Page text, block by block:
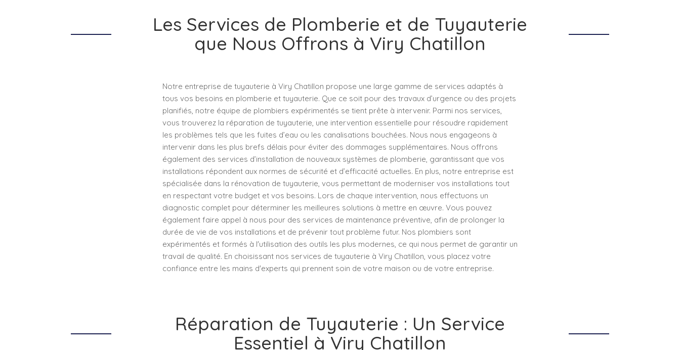
Les Services de Plomberie et de Tuyauterie
que Nous Offrons à Viry Chatillon
Notre entreprise de tuyauterie à Viry Chatillon propose une large gamme de services adaptés à
tous vos besoins en plomberie et tuyauterie. Que ce soit pour des travaux d’urgence ou des projets
planifiés, notre équipe de plombiers expérimentés se tient prête à intervenir. Parmi nos services,
vous trouverez la réparation de tuyauterie, une intervention essentielle pour résoudre rapidement
les problèmes tels que les fuites d’eau ou les canalisations bouchées. Nous nous engageons à
intervenir dans les plus brefs délais pour éviter des dommages supplémentaires. Nous offrons
également des services d’installation de nouveaux systèmes de plomberie, garantissant que vos
installations répondent aux normes de sécurité et d’efficacité actuelles. En plus, notre entreprise est
spécialisée dans la rénovation de tuyauterie, vous permettant de moderniser vos installations tout
en respectant votre budget et vos besoins. Lors de chaque intervention, nous effectuons un
diagnostic complet pour déterminer les meilleures solutions à mettre en œuvre. Vous pouvez
également faire appel à nous pour des services de maintenance préventive, afin de prolonger la
durée de vie de vos installations et de prévenir tout problème futur. Nos plombiers sont
expérimentés et formés à l'utilisation des outils les plus modernes, ce qui nous permet de garantir un
travail de qualité. En choisissant nos services de tuyauterie à Viry Chatillon, vous placez votre
confiance entre les mains d'experts qui prennent soin de votre maison ou de votre entreprise.
Réparation de Tuyauterie : Un Service
Essentiel à Viry Chatillon